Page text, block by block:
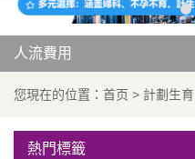
人流費用
您現在的位置： 首页 > 計劃生育
熱門標籤